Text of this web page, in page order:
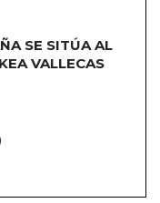
SE SITÚA AL
VALLECAS